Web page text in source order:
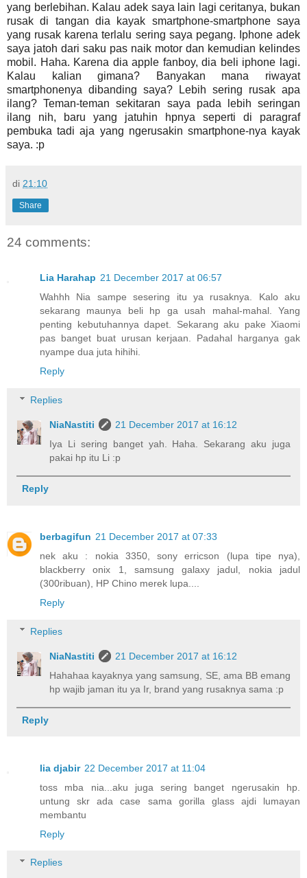
yang berlebihan. Kalau adek saya lain lagi ceritanya, bukan
rusak di tangan dia kayak smartphone-smartphone saya
yang rusak karena terlalu sering saya pegang. Iphone adek
saya jatoh dari saku pas naik motor dan kemudian kelindes
mobil. Haha. Karena dia apple fanboy, dia beli iphone lagi.
Kalau kalian gimana? Banyakan mana riwayat
smartphonenya dibanding saya? Lebih sering rusak apa
ilang? Teman-teman sekitaran saya pada lebih seringan
ilang nih, baru yang jatuhin hpnya seperti di paragraf
pembuka tadi aja yang ngerusakin smartphone-nya kayak
saya. :p
di 21:10
Share
24 comments:
Lia Harahap 21 December 2017 at 06:57
Wahhh Nia sampe sesering itu ya rusaknya. Kalo aku
sekarang maunya beli hp ga usah mahal-mahal. Yang
penting kebutuhannya dapet. Sekarang aku pake Xiaomi
pas banget buat urusan kerjaan. Padahal harganya gak
nyampe dua juta hihihi.
Reply
Replies
NiaNastiti
21 December 2017 at 16:12
Iya Li sering banget yah. Haha. Sekarang aku juga
pakai hp itu Li :p
Reply
berbagifun 21 December 2017 at 07:33
nek aku : nokia 3350, sony erricson (lupa tipe nya),
blackberry onix 1, samsung galaxy jadul, nokia jadul
(300ribuan), HP Chino merek lupa....
Reply
Replies
NiaNastiti
21 December 2017 at 16:12
Hahahaa kayaknya yang samsung, SE, ama BB emang
hp wajib jaman itu ya Ir, brand yang rusaknya sama :p
Reply
lia djabir 22 December 2017 at 11:04
toss mba nia...aku juga sering banget ngerusakin hp.
untung skr ada case sama gorilla glass ajdi lumayan
membantu
Reply
Replies